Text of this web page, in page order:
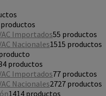
productos
Importados55 productos
Nacionales1515 productos
productos
Importados77 productos
Nacionales2727 productos
1414 productos